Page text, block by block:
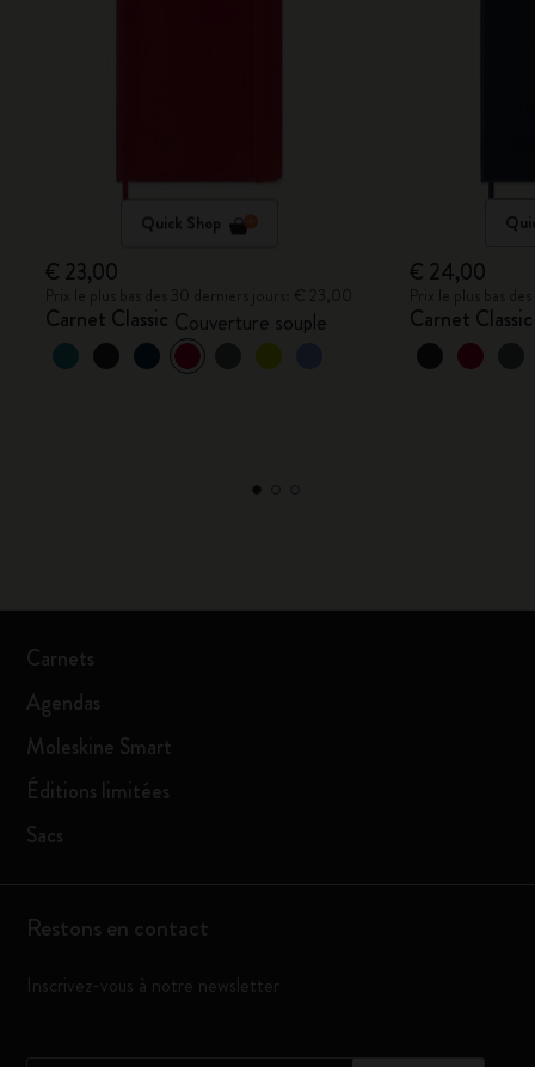
Quick Shop
€ 23,00
Carnet Classic Couverture souple
€ 24,00
Carnet Classic
Carnets
Agendas
Moleskine Smart
Éditions limitées
Sacs
Restons en contact
Inscrivez-vous à notre newsletter